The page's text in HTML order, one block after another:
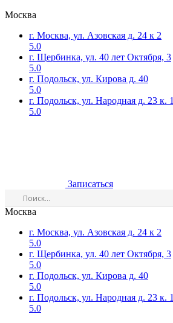
Москва
г. Москва, ул. Азовская д. 24 к 2
5.0
г. Щербинка, ул. 40 лет Октября, 3
5.0
г. Подольск, ул. Кирова д. 40
5.0
г. Подольск, ул. Народная д. 23 к. 1
5.0
Записаться
Москва
г. Москва, ул. Азовская д. 24 к 2
5.0
г. Щербинка, ул. 40 лет Октября, 3
5.0
г. Подольск, ул. Кирова д. 40
5.0
г. Подольск, ул. Народная д. 23 к. 1
5.0